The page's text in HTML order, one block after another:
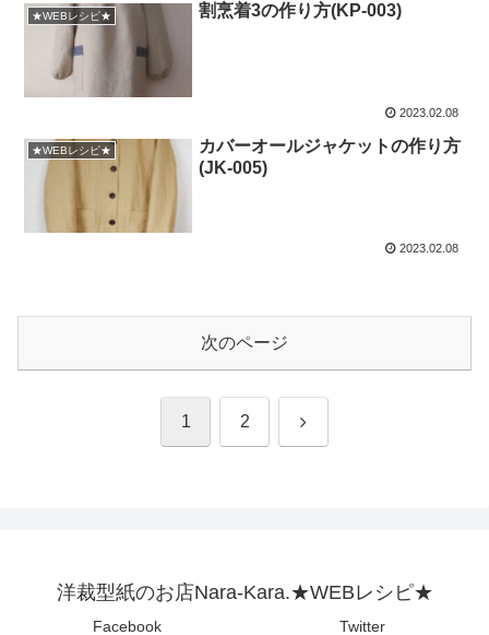
★WEBレシピ★ 割烹着3の作り方(KP-003)
2023.02.08
★WEBレシピ★
カバーオールジャケットの作り方
(JK-005)
2023.02.08
次のページ
1 2 次
洋裁型紙のお店Nara-Kara.★WEBレシピ★
Facebook Twitter